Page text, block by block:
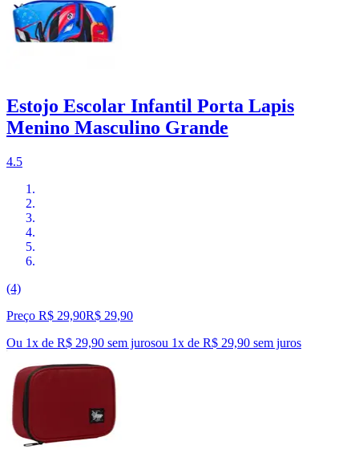
Estojo Escolar Infantil Porta Lapis
Menino Masculino Grande
4.5
(4)
Preço R$ 29,90R$ 29,90
Ou 1x de R$ 29,90 sem jurosou 1x de R$ 29,90 sem juros